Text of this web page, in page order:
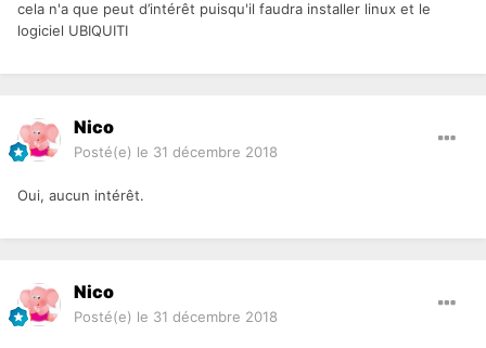
cela n'a que peut d’intérêt puisqu'il faudra installer linux et le
logiciel UBIQUITI
Nico
Posté(e) le 31 décembre 2018
Oui, aucun intérêt.
Nico
Posté(e) le 31 décembre 2018